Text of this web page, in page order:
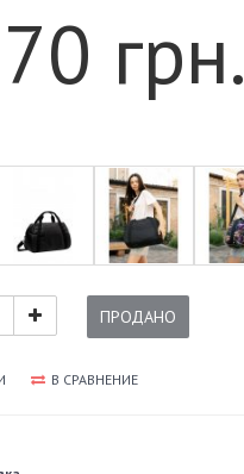
грн.
ПРОДАНО
В СРАВНЕНИЕ